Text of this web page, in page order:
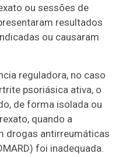
ou sessões de
resultados
ou causaram
reguladora, no caso
psoriásica ativa, o
de forma isolada ou
quando a
drogas antirreumáticas
foi inadequada.